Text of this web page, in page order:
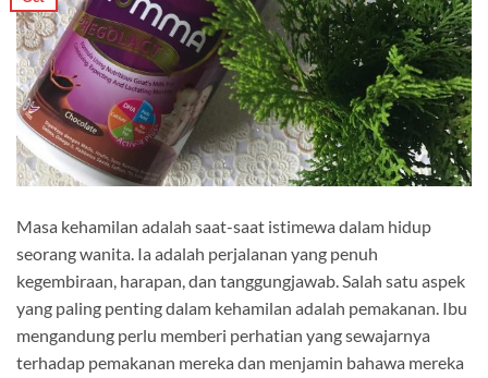
Masa kehamilan adalah saat-saat istimewa dalam hidup
seorang wanita. Ia adalah perjalanan yang penuh
kegembiraan, harapan, dan tanggungjawab. Salah satu aspek
yang paling penting dalam kehamilan adalah pemakanan. Ibu
mengandung perlu memberi perhatian yang sewajarnya
terhadap pemakanan mereka dan menjamin bahawa mereka